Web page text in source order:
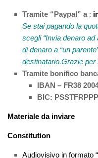
Tramite “Paypal” a :
Se stai pagando la
scegli “Invia denaro ad
di denaro a “un
destinatario.Grazie per
Tramite bonifico
IBAN – FR38
BIC:
Materiale da inviare
Constitution
Audiovisivo in formato “